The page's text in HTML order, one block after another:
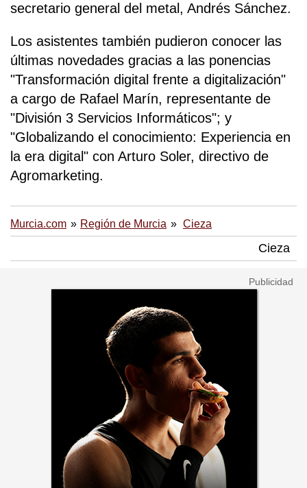
secretario general del metal, Andrés Sánchez.
Los asistentes también pudieron conocer las
últimas novedades gracias a las ponencias
"Transformación digital frente a digitalización"
a cargo de Rafael Marín, representante de
"División 3 Servicios Informáticos"; y
"Globalizando el conocimiento: Experiencia en
la era digital" con Arturo Soler, directivo de
Agromarketing.
Murcia.com Región de Murcia Cieza
Cieza